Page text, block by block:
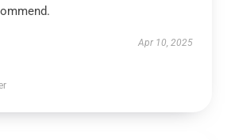
Apr 10, 2025